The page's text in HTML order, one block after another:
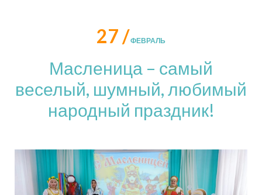
27 /ФЕВРАЛЬ
Масленица – самый
веселый, шумный, любимый
народный праздник!